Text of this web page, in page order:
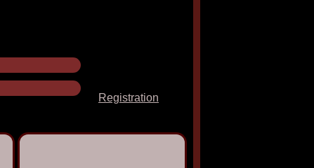
Registration